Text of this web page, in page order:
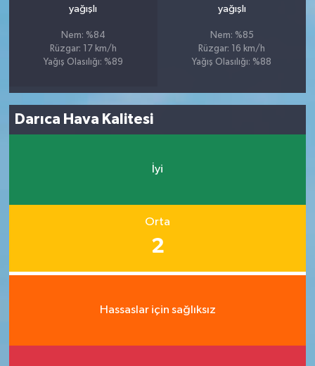
yağışlı
Nem: %84
Rüzgar: 17 km/h
Yağış Olasılığı: %89
yağışlı
Nem: %85
Rüzgar: 16 km/h
Yağış Olasılığı: %88
Darıca Hava Kalitesi
İyi
Orta
2
Hassaslar için sağlıksız